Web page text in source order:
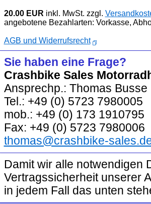
20.00 EUR inkl. MwSt. zzgl.
angebotene Bezahlarten: Vorkasse,
AGB und Widerrufsrecht
Sie haben eine Frage?
Crashbike Sales
Ansprechp.: Thomas Busse
Tel.: +49 (0) 5723 7980005
mob.: +49 (0) 173 1910795
Fax: +49 (0) 5723 7980006
thomas@crashbike-
Damit wir alle notwendigen
Vertragssicherheit unserer
in jedem Fall das unten